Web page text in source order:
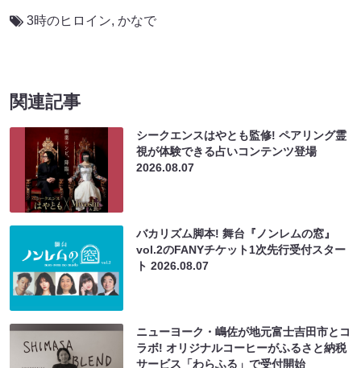
3時のヒロイン, かなで
関連記事
シークエンスはやとも監修! ペアリング霊
視が体験できる占いコンテンツ登場
2026.08.07
バカリズム脚本! 舞台『ノンレムの窓』
vol.2のFANYチケット1次先行受付スター
ト2026.08.07
ニューヨーク・嶋佐が地元富士吉田市とコ
ラボ! オリジナルコーヒーがふるさと納税
サービス「わらふる」で受付開始